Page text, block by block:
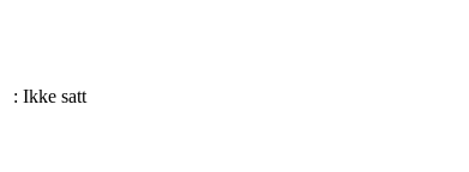
: Ikke satt